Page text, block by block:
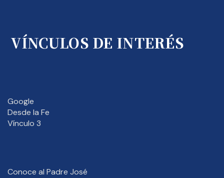
VÍNCULOS DE INTERÉS
Google
Desde la Fe
Vínculo 3
Conoce al Padre José